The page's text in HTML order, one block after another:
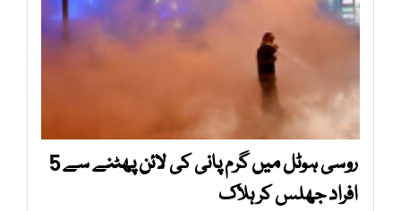
روسی ہوٹل میں گرم پانی کی لائن پھٹنے سے 5
افراد جھلس کر ہلاک